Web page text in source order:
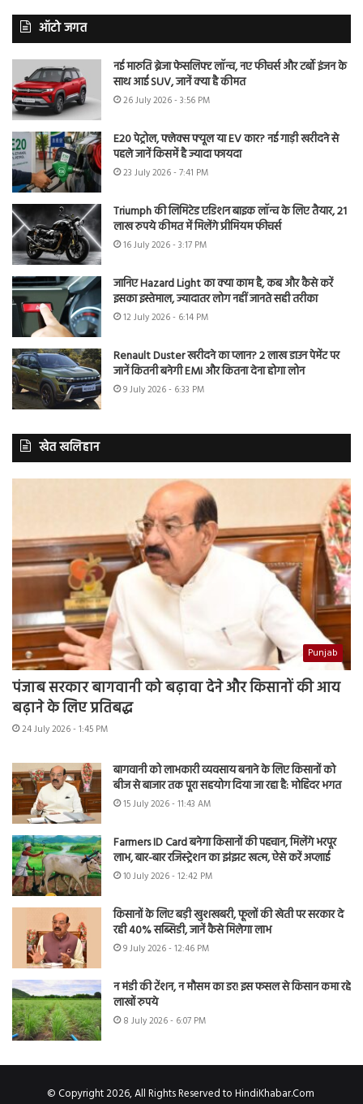
ऑटो जगत
नई मारुति ब्रेजा फेसलिफ्ट लॉन्च, नए फीचर्स और टर्बो इंजन के
साथ आई SUV, जानें क्या है कीमत
26 July 2026 - 3:56 PM
E20 पेट्रोल, फ्लेक्स फ्यूल या EV कार? नई गाड़ी खरीदने से
पहले जानें किसमें है ज्यादा फायदा
23 July 2026 - 7:41 PM
Triumph की लिमिटेड एडिशन बाइक लॉन्च के लिए तैयार, 21
लाख रुपये कीमत में मिलेंगे प्रीमियम फीचर्स
16 July 2026 - 3:17 PM
जानिए Hazard Light का क्या काम है, कब और कैसे करें
इसका इस्तेमाल, ज्यादातर लोग नहीं जानते सही तरीका
12 July 2026 - 6:14 PM
Renault Duster खरीदने का प्लान? 2 लाख डाउन पेमेंट पर
जानें कितनी बनेगी EMI और कितना देना होगा लोन
9 July 2026 - 6:33 PM
खेत खलिहान
Punjab
पंजाब सरकार बागवानी को बढ़ावा देने और किसानों की आय
बढ़ाने के लिए प्रतिबद्ध
24 July 2026 - 1:45 PM
बागवानी को लाभकारी व्यवसाय बनाने के लिए किसानों को
बीज से बाजार तक पूरा सहयोग दिया जा रहा है: मोहिंदर भगत
15 July 2026 - 11:43 AM
Farmers ID Card बनेगा किसानों की पहचान, मिलेंगे भरपूर
लाभ, बार-बार रजिस्ट्रेशन का झंझट खत्म, ऐसे करें अप्लाई
10 July 2026 - 12:42 PM
किसानों के लिए बड़ी खुशखबरी, फूलों की खेती पर सरकार दे
रही 40% सब्सिडी, जानें कैसे मिलेगा लाभ
9 July 2026 - 12:46 PM
न मंडी की टेंशन, न मौसम का डर! इस फसल से किसान कमा रहे
लाखों रुपये
8 July 2026 - 6:07 PM
© Copyright 2026, All Rights Reserved to HindiKhabar.Com